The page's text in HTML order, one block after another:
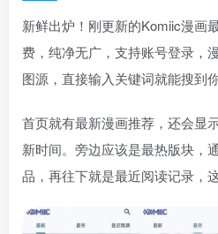
新鲜出炉！刚更新的Komiic漫画
费，纯净无广，支持账号登录，
图源，直接输入关键词就能搜到
首页就有最新漫画推荐，还会显
新时间。旁边应该是最热版块，
品，再往下就是最近阅读记录，